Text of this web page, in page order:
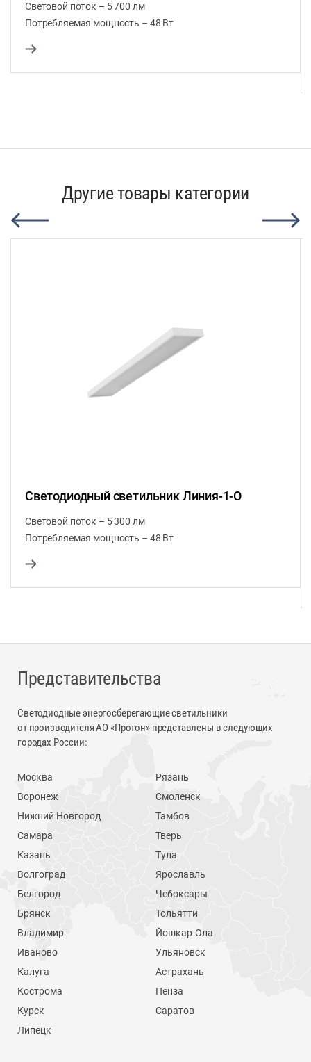
Световой поток – 5 700 лм
Потребляемая мощность – 48 Вт
Другие товары категории
Светодиодный светильник Линия-1-О
Световой поток – 5 300 лм
Потребляемая мощность – 48 Вт
Представительства
Светодиодные энергосберегающие светильники
от производителя АО «Протон» представлены в следующих
городах России:
Москва
Воронеж
Нижний Новгород
Самара
Казань
Волгоград
Белгород
Брянск
Владимир
Иваново
Калуга
Кострома
Курск
Липецк
Рязань
Смоленск
Тамбов
Тверь
Тула
Ярославль
Чебоксары
Тольятти
Йошкар-Ола
Ульяновск
Астрахань
Пенза
Саратов